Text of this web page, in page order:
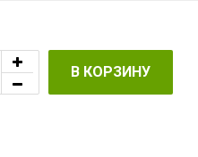
В КОРЗИНУ